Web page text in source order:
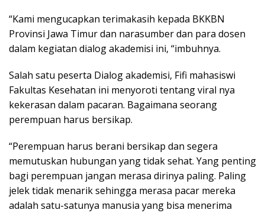
“Kami mengucapkan terimakasih kepada BKKBN
Provinsi Jawa Timur dan narasumber dan para dosen
dalam kegiatan dialog akademisi ini, “imbuhnya.
Salah satu peserta Dialog akademisi, Fifi mahasiswi
Fakultas Kesehatan ini menyoroti tentang viral nya
kekerasan dalam pacaran. Bagaimana seorang
perempuan harus bersikap.
“Perempuan harus berani bersikap dan segera
memutuskan hubungan yang tidak sehat. Yang penting
bagi perempuan jangan merasa dirinya paling. Paling
jelek tidak menarik sehingga merasa pacar mereka
adalah satu-satunya manusia yang bisa menerima